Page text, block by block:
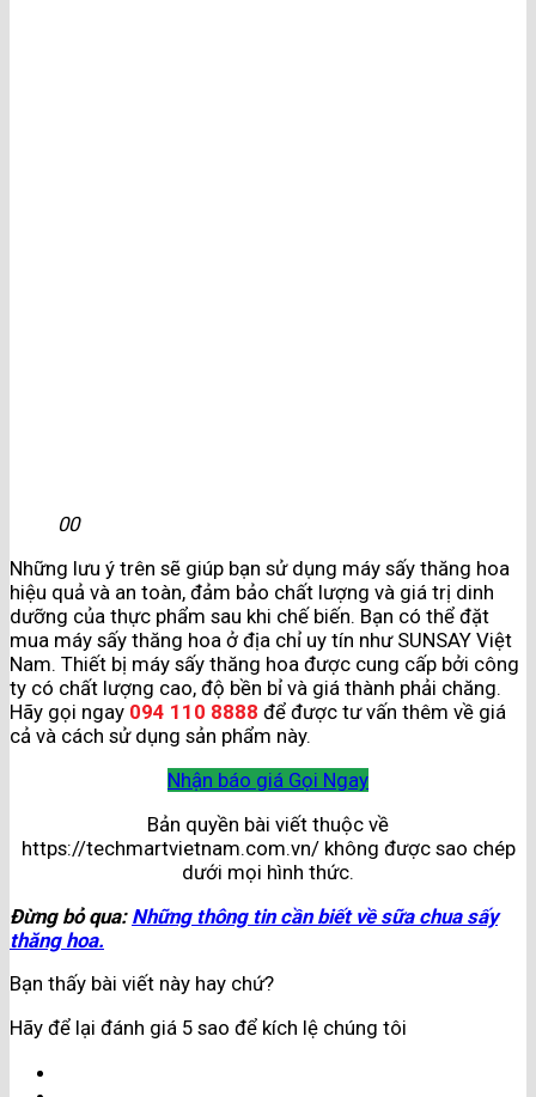
00
Những lưu ý trên sẽ giúp bạn sử dụng máy sấy thăng hoa
hiệu quả và an toàn, đảm bảo chất lượng và giá trị dinh
dưỡng của thực phẩm sau khi chế biến. Bạn có thể đặt
mua máy sấy thăng hoa ở địa chỉ uy tín như SUNSAY Việt
Nam. Thiết bị máy sấy thăng hoa được cung cấp bởi công
ty có chất lượng cao, độ bền bỉ và giá thành phải chăng.
Hãy gọi ngay 094 110 8888 để được tư vấn thêm về giá
cả và cách sử dụng sản phẩm này.
Nhận báo giá Gọi Ngay
Bản quyền bài viết thuộc về
https://techmartvietnam.com.vn/ không được sao chép
dưới mọi hình thức.
Đừng bỏ qua: Những thông tin cần biết về sữa chua sấy
thăng hoa.
Bạn thấy bài viết này hay chứ?
Hãy để lại đánh giá 5 sao để kích lệ chúng tôi